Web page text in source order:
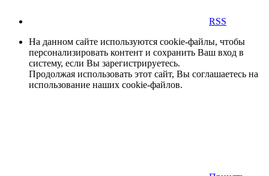
RSS
На данном сайте используются cookie-файлы, чтобы
персонализировать контент и сохранить Ваш вход в
систему, если Вы зарегистрируетесь.
Продолжая использовать этот сайт, Вы соглашаетесь на
использование наших cookie-файлов.